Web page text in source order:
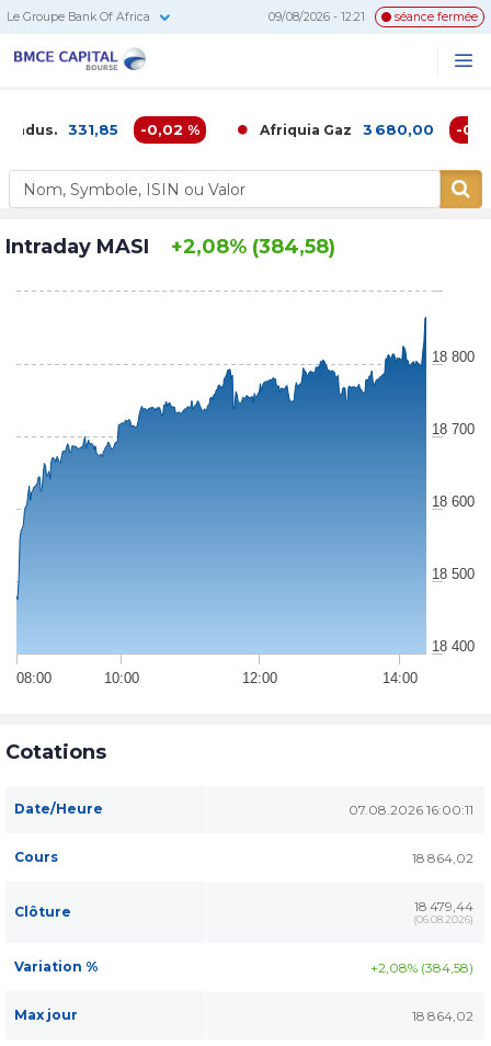
Le Groupe Bank Of Africa 09/08/2026 - 12:21 séance fermée
331,85 -0,02 % Afriquia Gaz 3 680,00 -0,16 %
Intraday MASI +2,08% (384,58)
10:00 12:00
08:00 14:00
18 400
18 500
18 600
18 700
18 800
Cotations
Date/Heure 07.08.2026 16:00:11
Cours 18 864,02
Clôture 18 479,44
(06.08.2026)
Variation % +2,08% (384,58)
Max jour 18 864,02